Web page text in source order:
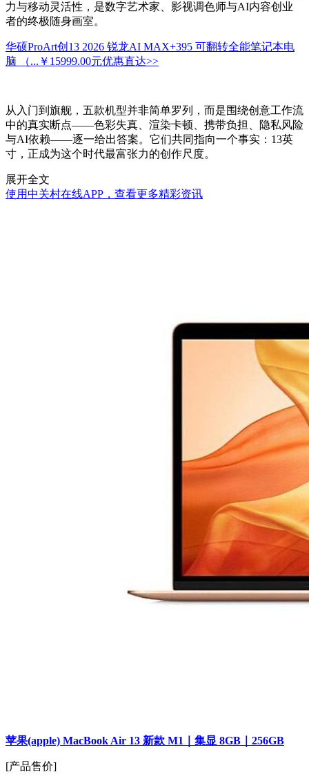
力与移动灵活性，是数字艺术家、影视调色师与AI内容创业
者的终极随身画室。
华硕ProArt创13 2026 锐龙AI MAX+395 可翻转全能笔记本电
脑 （... ￥15999.00元优惠直达>>
从入门到旗舰，五款机型并非简单罗列，而是围绕创意工作流
中的真实断点——色彩失真、渲染卡顿、携带负担、隐私风险
与AI依赖——逐一给出答案。它们共同指向一个事实：13英
寸，正成为这个时代最富张力的创作尺度。
展开全文
使用中关村在线APP，查看更多精彩资讯
苹果(apple) MacBook Air 13 新款 M1｜集显 8GB｜256GB
[产品售价]